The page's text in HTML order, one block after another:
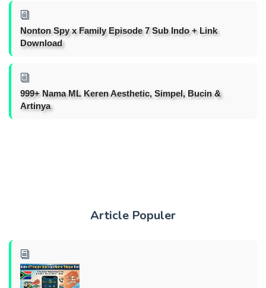
Nonton Spy x Family Episode 7 Sub Indo + Link
Download
999+ Nama ML Keren Aesthetic, Simpel, Bucin &
Artinya
Article Populer